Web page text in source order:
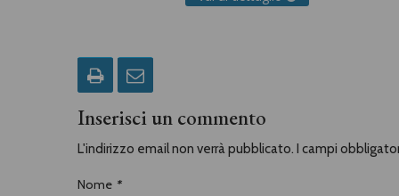
Inserisci un commento
L'indirizzo email non verrà pubblicato. I campi
Nome *